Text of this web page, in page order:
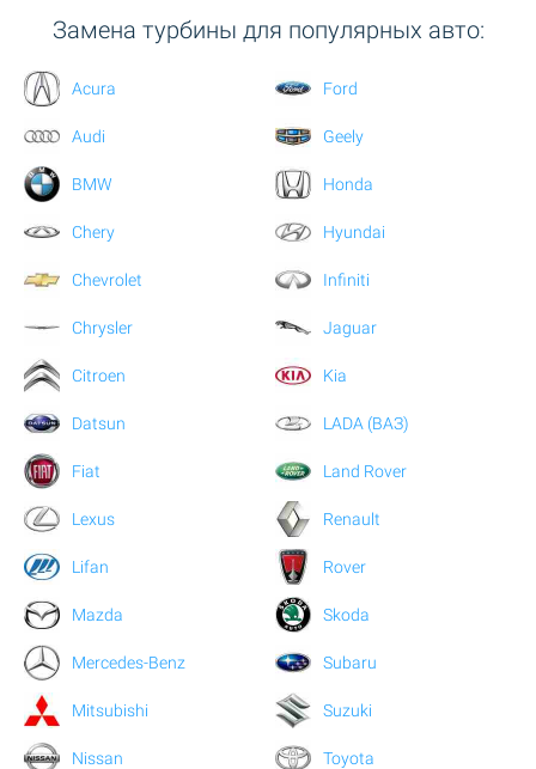
Замена турбины для популярных авто:
Acura
Audi
BMW
Chery
Chevrolet
Chrysler
Citroen
Datsun
Fiat
Ford
Geely
Honda
Hyundai
Infiniti
Jaguar
Kia
LADA (ВАЗ)
Land Rover
Lexus
Lifan
Mazda
Mercedes-Benz
Mitsubishi
Nissan
Renault
Rover
Skoda
Subaru
Suzuki
Toyota